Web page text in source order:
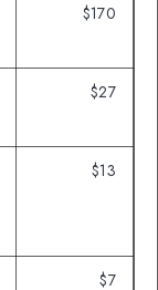
$170
$27
$13
$7